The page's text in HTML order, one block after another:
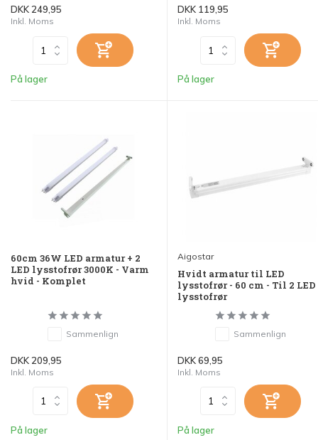
DKK 249,95
Inkl. Moms
På lager
DKK 119,95
Inkl. Moms
På lager
60cm 36W LED armatur + 2
LED lysstofrør 3000K - Varm
hvid - Komplet
Sammenlign
DKK 209,95
Inkl. Moms
På lager
Aigostar
Hvidt armatur til LED
lysstofrør - 60 cm - Til 2 LED
lysstofrør
Sammenlign
DKK 69,95
Inkl. Moms
På lager